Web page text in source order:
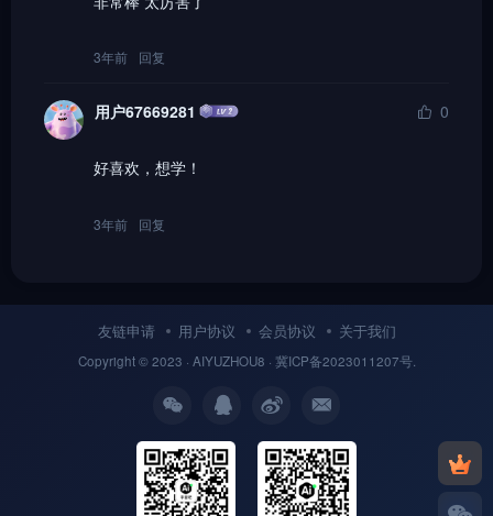
3年前 回复
用户67669281 0
好喜欢，想学！
3年前 回复
友链申请 用户协议 会员协议 关于我们
Copyright © 2023 · AIYUZHOU8 · 冀ICP备2023011207号.